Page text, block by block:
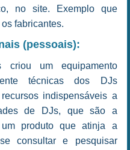
no site. Exemplo que
fabricantes.
(pessoais):
criou um equipamento
técnicas dos DJs
indispensáveis a
de DJs, que são a
produto que atinja a
consultar e pesquisar